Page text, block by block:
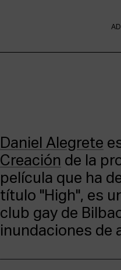
Daniel Alegrete
Creación de la
película que ha
título "High", es
club gay de
inundaciones de